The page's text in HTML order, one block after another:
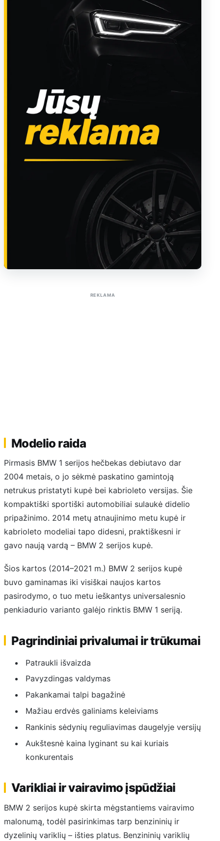
REKLAMA
Modelio raida
Pirmasis BMW 1 serijos hečbekas debiutavo dar
2004 metais, o jo sėkmė paskatino gamintoją
netrukus pristatyti kupė bei kabrioleto versijas. Šie
kompaktiški sportiški automobiliai sulaukė didelio
pripažinimo. 2014 metų atnaujinimo metu kupė ir
kabrioleto modeliai tapo didesni, praktiškesni ir
gavo naują vardą – BMW 2 serijos kupė.
Šios kartos (2014–2021 m.) BMW 2 serijos kupė
buvo gaminamas iki visiškai naujos kartos
pasirodymo, o tuo metu ieškantys universalesnio
penkiadurio varianto galėjo rinktis BMW 1 seriją.
Pagrindiniai privalumai ir trūkumai
Patraukli išvaizda
Pavyzdingas valdymas
Pakankamai talpi bagažinė
Mažiau erdvės galiniams keleiviams
Rankinis sėdynių reguliavimas daugelyje versijų
Aukštesnė kaina lyginant su kai kuriais
konkurentais
Varikliai ir vairavimo įspūdžiai
BMW 2 serijos kupė skirta mėgstantiems vairavimo
malonumą, todėl pasirinkimas tarp benzininių ir
dyzelinių variklių – išties platus. Benzininių variklių